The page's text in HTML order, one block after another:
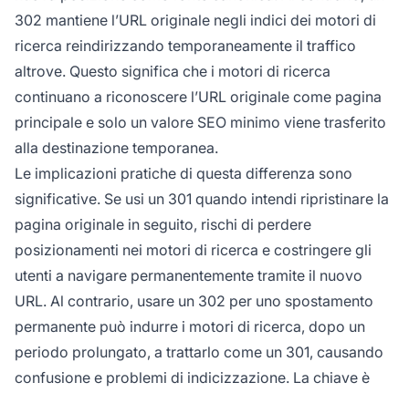
302 mantiene l’URL originale negli indici dei motori di
ricerca reindirizzando temporaneamente il traffico
altrove. Questo significa che i motori di ricerca
continuano a riconoscere l’URL originale come pagina
principale e solo un valore SEO minimo viene trasferito
alla destinazione temporanea.
Le implicazioni pratiche di questa differenza sono
significative. Se usi un 301 quando intendi ripristinare la
pagina originale in seguito, rischi di perdere
posizionamenti nei motori di ricerca e costringere gli
utenti a navigare permanentemente tramite il nuovo
URL. Al contrario, usare un 302 per uno spostamento
permanente può indurre i motori di ricerca, dopo un
periodo prolungato, a trattarlo come un 301, causando
confusione e problemi di indicizzazione. La chiave è